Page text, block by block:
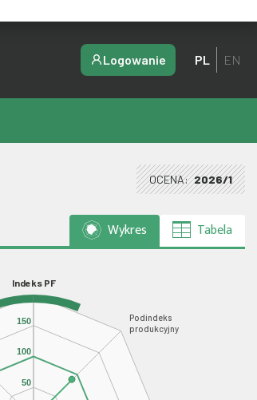
Logowanie PL EN
OCENA: 2026/1
Wykres Tabela
Indeks PF
Podindeks
produkcyjny
50
100
150